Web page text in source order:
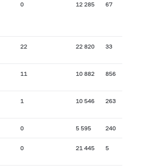
0 12 285 67
22 22 820 33
11 10 882 856
1 10 546 263
0 5 595 240
0 21 445 5